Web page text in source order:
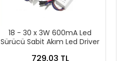
18 - 30 x 3W 600mA Led
Sürücü Sabit Akım Led Driver
729,03 TL